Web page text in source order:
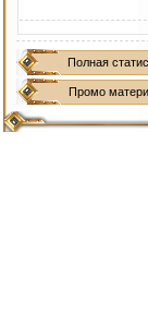
Полная
Промо